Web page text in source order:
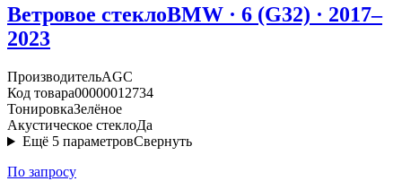
Ветровое стеклоBMW · 6 (G32) · 2017–
2023
ПроизводительAGC
Код товара00000012734
ТонировкаЗелёное
Акустическое стеклоДа
Ещё 5 параметровСвернуть
По запросу